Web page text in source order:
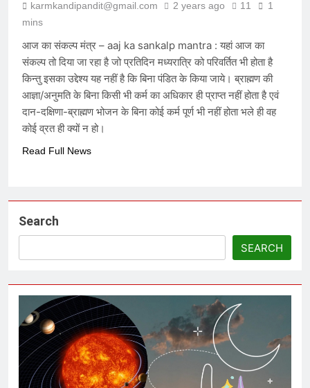
6 Months Ago
विकास की वेदी पर अस्तित्व की आहुति: क्या
२०४७ का भारत केवल एक जलता हुआ खंडहर
होगा?
7 Months Ago
लिये है – संविधान हमारा निर्माता नहीं, निर्मित
संविदा है
7 Months Ago
संविधान, लोकतंत्र, स्वतंत्रता, समानता का
अनर्थ – रसातल जाता समाज
karmkandipandit@gmail.com 2 years ago 11
1
mins
आज का संकल्प मंत्र – aaj ka sankalp mantra : यहां आज का
संकल्प तो दिया जा रहा है जो प्रतिदिन मध्यरात्रि को परिवर्तित भी होता है
किन्तु इसका उद्देश्य यह नहीं है कि बिना पंडित के किया जाये। ब्राह्मण की
आज्ञा/अनुमति के बिना किसी भी कर्म का अधिकार ही प्राप्त नहीं होता है एवं
दान-दक्षिणा-ब्राह्मण भोजन के बिना कोई कर्म पूर्ण भी नहीं होता भले ही वह
कोई व्रत ही क्यों न हो।
Read Full News
Search
SEARCH